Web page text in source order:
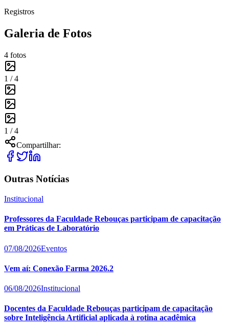
Registros
Galeria de Fotos
4 fotos
1 /4
1 /4
Compartilhar:
Outras Notícias
Institucional
Professores da Faculdade Rebouças participam de capacitação
em Práticas de Laboratório
07/08/2026Eventos
Vem aí: Conexão Farma 2026.2
06/08/2026Institucional
Docentes da Faculdade Rebouças participam de capacitação
sobre Inteligência Artificial aplicada à rotina acadêmica